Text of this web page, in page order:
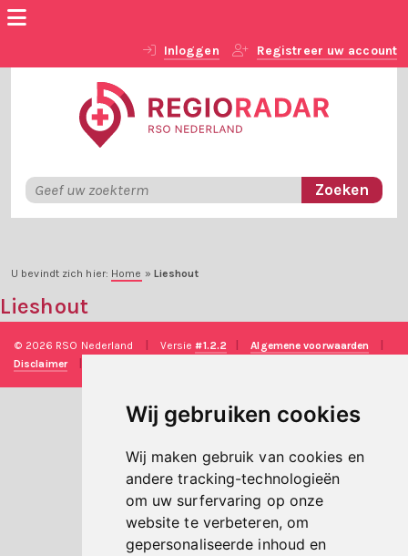
Wij gebruiken cookies
Wij maken gebruik van cookies en
andere tracking-technologieën
om uw surfervaring op onze
website te verbeteren, om
gepersonaliseerde inhoud en
Inloggen Registreer uw account
U bevindt zich hier: Home » Lieshout
Lieshout
© 2026 RSO Nederland Versie#1.2.2 Algemene voorwaarden
Disclaimer